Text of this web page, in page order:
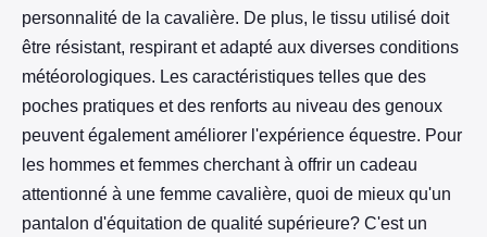
personnalité de la cavalière. De plus, le tissu utilisé doit
être résistant, respirant et adapté aux diverses conditions
météorologiques. Les caractéristiques telles que des
poches pratiques et des renforts au niveau des genoux
peuvent également améliorer l'expérience équestre. Pour
les hommes et femmes cherchant à offrir un cadeau
attentionné à une femme cavalière, quoi de mieux qu'un
pantalon d'équitation de qualité supérieure? C'est un